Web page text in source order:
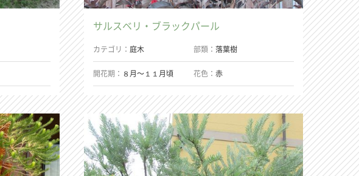
サルスベリ・ブラックパール
カテゴリ 庭木 部類 落葉樹
開花期 ８月〜１１月頃 花色 赤